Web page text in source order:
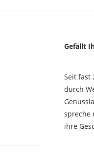
Gefällt
Seit fast
durch
spreche
ihre